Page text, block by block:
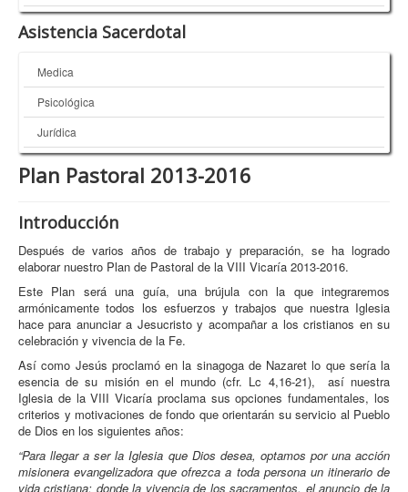
Asistencia Sacerdotal
Medica
Psicológica
Jurídica
Plan Pastoral 2013-2016
Introducción
Después de varios años de trabajo y preparación, se ha logrado
elaborar nuestro Plan de Pastoral de la VIII Vicaría 2013-2016.
Este Plan será una guía, una brújula con la que integraremos
armónicamente todos los esfuerzos y trabajos que nuestra Iglesia
hace para anunciar a Jesucristo y acompañar a los cristianos en su
celebración y vivencia de la Fe.
Así como Jesús proclamó en la sinagoga de Nazaret lo que sería la
esencia de su misión en el mundo (cfr. Lc 4,16-21), así nuestra
Iglesia de la VIII Vicaría proclama sus opciones fundamentales, los
criterios y motivaciones de fondo que orientarán su servicio al Pueblo
de Dios en los siguientes años:
“Para llegar a ser la Iglesia que Dios desea, optamos por una acción
misionera evangelizadora que ofrezca a toda persona un itinerario de
vida cristiana; donde la vivencia de los sacramentos, el anuncio de la